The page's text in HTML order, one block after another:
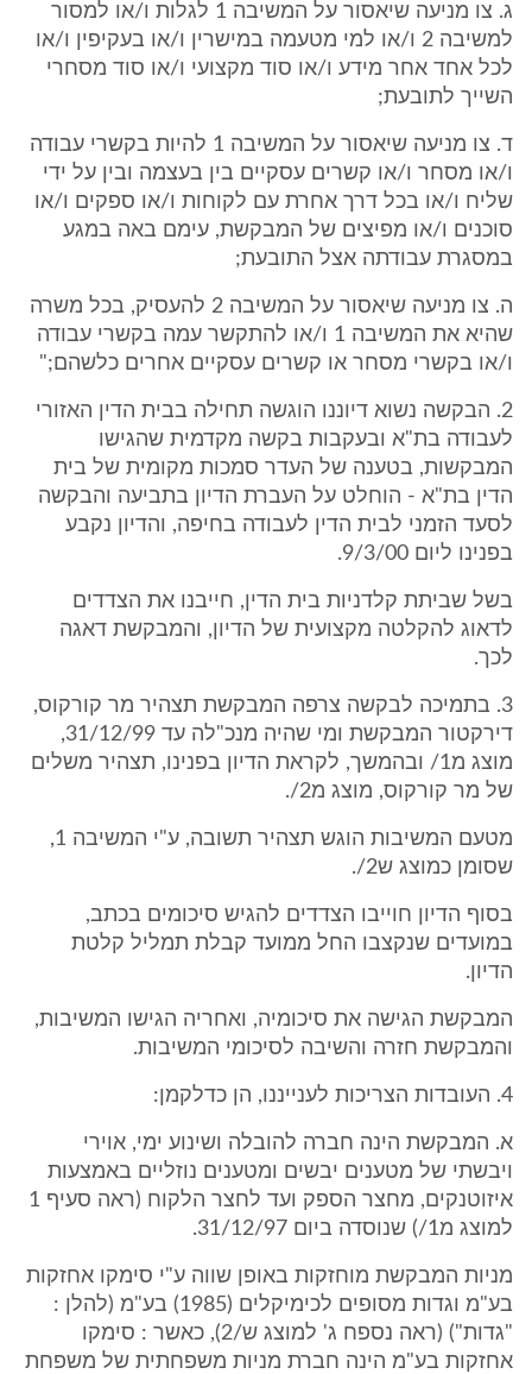
ג. צו מניעה שיאסור על המשיבה 1 לגלות ו/או למסור
למשיבה 2 ו/או למי מטעמה במישרין ו/או בעקיפין ו/או
לכל אחד אחר מידע ו/או סוד מקצועי ו/או סוד מסחרי
השייך לתובעת;
ד. צו מניעה שיאסור על המשיבה 1 להיות בקשרי עבודה
ו/או מסחר ו/או קשרים עסקיים בין בעצמה ובין על ידי
שליח ו/או בכל דרך אחרת עם לקוחות ו/או ספקים ו/או
סוכנים ו/או מפיצים של המבקשת, עימם באה במגע
במסגרת עבודתה אצל התובעת;
ה. צו מניעה שיאסור על המשיבה 2 להעסיק, בכל משרה
שהיא את המשיבה 1 ו/או להתקשר עמה בקשרי עבודה
ו/או בקשרי מסחר או קשרים עסקיים אחרים כלשהם;"
2. הבקשה נשוא דיוננו הוגשה תחילה בבית הדין האזורי
לעבודה בת"א ובעקבות בקשה מקדמית שהגישו
המבקשות, בטענה של העדר סמכות מקומית של בית
הדין בת"א - הוחלט על העברת הדיון בתביעה והבקשה
לסעד הזמני לבית הדין לעבודה בחיפה, והדיון נקבע
בפנינו ליום 9/3/00.
בשל שביתת קלדניות בית הדין, חייבנו את הצדדים
לדאוג להקלטה מקצועית של הדיון, והמבקשת דאגה
לכך.
3. בתמיכה לבקשה צרפה המבקשת תצהיר מר קורקוס,
דירקטור המבקשת ומי שהיה מנכ"לה עד 31/12/99,
מוצג מ1/ ובהמשך, לקראת הדיון בפנינו, תצהיר משלים
של מר קורקוס, מוצג מ2/.
מטעם המשיבות הוגש תצהיר תשובה, ע"י המשיבה 1,
שסומן כמוצג ש2/.
בסוף הדיון חוייבו הצדדים להגיש סיכומים בכתב,
במועדים שנקצבו החל ממועד קבלת תמליל קלטת
הדיון.
המבקשת הגישה את סיכומיה, ואחריה הגישו המשיבות,
והמבקשת חזרה והשיבה לסיכומי המשיבות.
4. העובדות הצריכות לענייננו, הן כדלקמן:
א. המבקשת הינה חברה להובלה ושינוע ימי, אוירי
ויבשתי של מטענים יבשים ומטענים נוזליים באמצעות
איזוטנקים, מחצר הספק ועד לחצר הלקוח (ראה סעיף 1
למוצג מ1/) שנוסדה ביום 31/12/97.
מניות המבקשת מוחזקות באופן שווה ע"י סימקו אחזקות
בע"מ וגדות מסופים לכימיקלים (1985) בע"מ (להלן :
"גדות") (ראה נספח ג' למוצג ש/2), כאשר : סימקו
אחזקות בע"מ הינה חברת מניות משפחתית של משפחת